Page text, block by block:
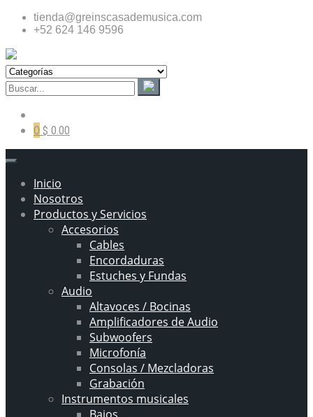
tienda@greinscasademusica.com
+52 624 146 9596
0 $ 0.00
Inicio
Nosotros
Productos y Servicios
Accesorios
Cables
Encordaduras
Estuches y Fundas
Audio
Altavoces / Bocinas
Amplificadores de Audio
Subwoofers
Microfonía
Consolas / Mezcladoras
Grabación
Instrumentos musicales